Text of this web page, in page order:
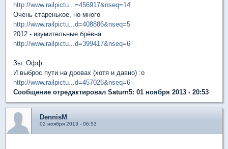
http://www.railpictu...=456917&nseq=14
Очень старенькое, но много
http://www.railpictu...d=408886&nseq=5
2012 - изумительные брёвна
http://www.railpictu...d=399417&nseq=6
Зы. Офф.
И выброс пути на дровах (хотя и давно) :o
http://www.railpictu...d=457026&nseq=6
Сообщение отредактировал Saturn5: 01 ноября 2013 - 20:53
DennisM
02 ноября 2013 - 06:53